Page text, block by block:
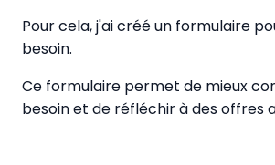
Pour cela, j'ai créé un formulaire
besoin.
Ce formulaire permet de mieux
besoin et de réfléchir à des offres